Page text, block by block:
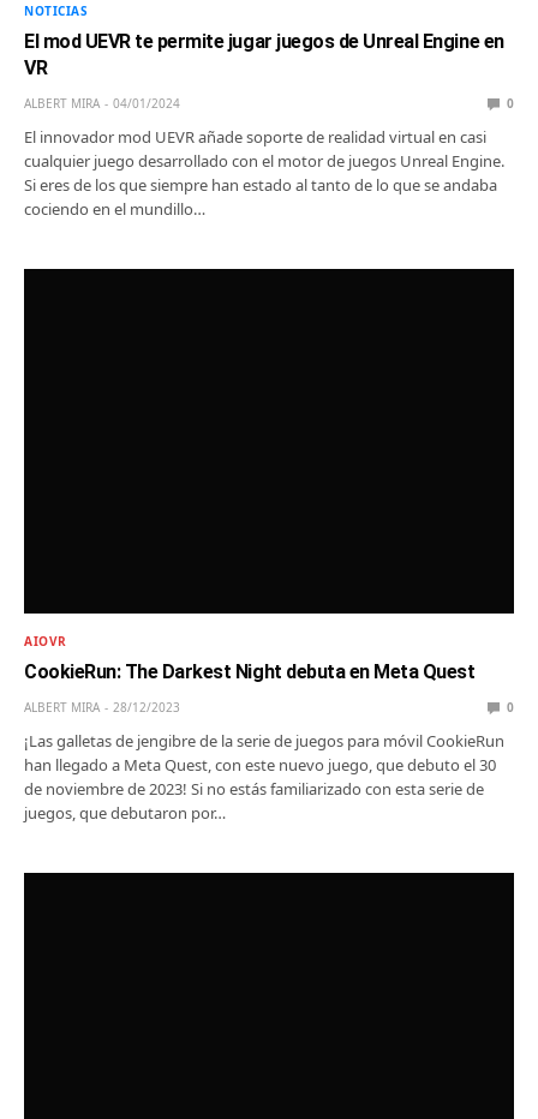
NOTICIAS
El mod UEVR te permite jugar juegos de Unreal Engine en
VR
ALBERT MIRA 04/01/2024 0
El innovador mod UEVR añade soporte de realidad virtual en casi
cualquier juego desarrollado con el motor de juegos Unreal Engine.
Si eres de los que siempre han estado al tanto de lo que se andaba
cociendo en el mundillo…
AIOVR
CookieRun: The Darkest Night debuta en Meta Quest
ALBERT MIRA 28/12/2023 0
¡Las galletas de jengibre de la serie de juegos para móvil CookieRun
han llegado a Meta Quest, con este nuevo juego, que debuto el 30
de noviembre de 2023! Si no estás familiarizado con esta serie de
juegos, que debutaron por…